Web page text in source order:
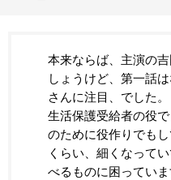
本来ならば、主演の
しょうけど、第一話
さんに注目、でした。
生活保護受給者の役
のために役作りでも
くらい、細くなって
べるものに困ってい